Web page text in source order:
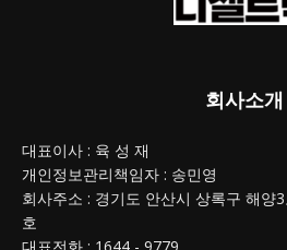
회사소개
대표이사 : 육 성 재
개인정보관리책임자 : 송민영
회사주소 : 경기도 안산시 상록구 해양
호